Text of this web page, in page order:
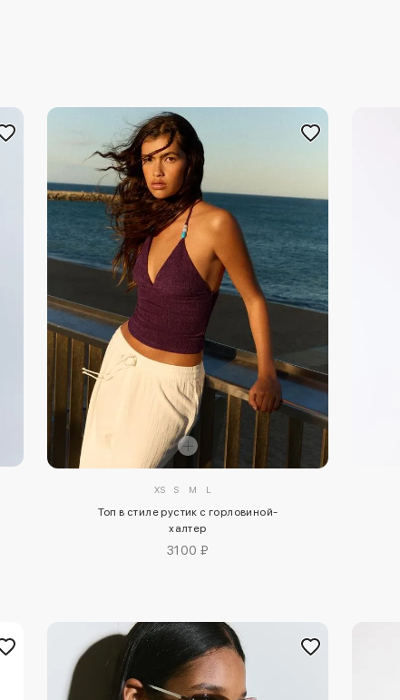
XS S M L
Топ в стиле рустик с горловиной-
халтер
3100 ₽